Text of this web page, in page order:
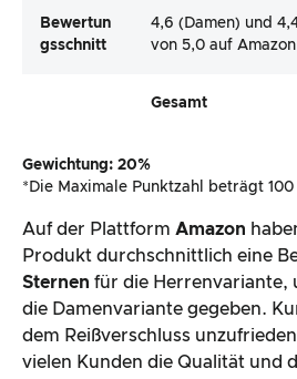
Bewertun
Gsschnitt
4,6 (Damen) und
von 5,0 auf Amazon
Gesamt
Gewichtung: 20%
*Die Maximale Punktzahl beträgt 100
Auf der Plattform Amazon
Produkt durchschnittlich eine
Sternen für die Herrenvariante,
die Damenvariante gegeben.
dem Reißverschluss
vielen Kunden die Qualität und